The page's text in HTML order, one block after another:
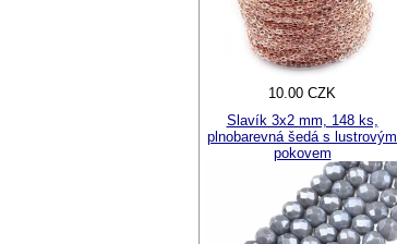
10.00 CZK
Slavík 3x2 mm, 148 ks,
plnobarevná šedá s lustrovým
pokovem